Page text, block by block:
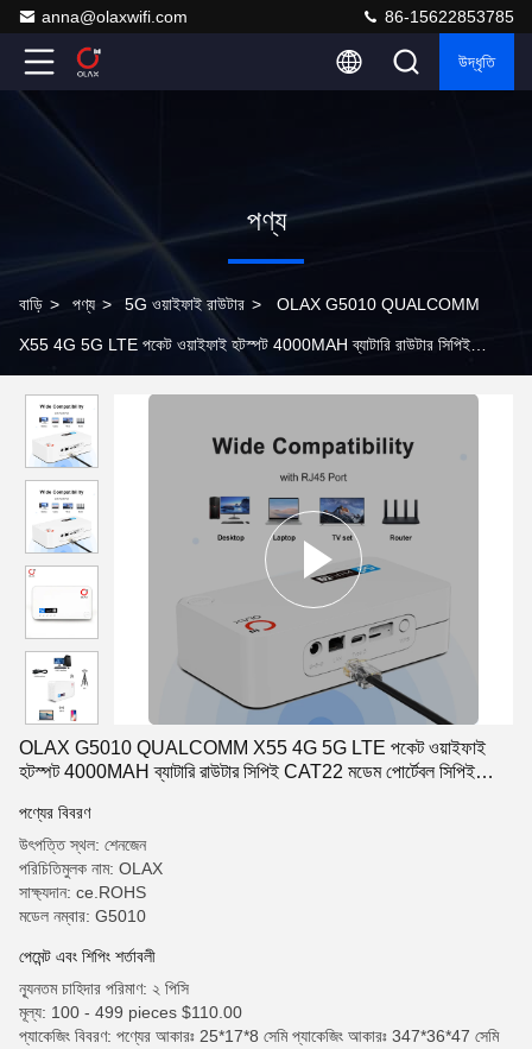
anna@olaxwifi.com 86-15622853785
উদ্ধৃতি
পণ্য
বাড়ি > পণ্য > 5G ওয়াইফাই রাউটার > OLAX G5010 QUALCOMM
X55 4G 5G LTE পকেট ওয়াইফাই হটস্পট 4000MAH ব্যাটারি রাউটার সিপিই
OLAX G5010 QUALCOMM X55 4G 5G LTE পকেট ওয়াইফাই
হটস্পট 4000MAH ব্যাটারি রাউটার সিপিই CAT22 মডেম পোর্টেবল সিপিই
পণ্যের বিবরণ
উৎপত্তি স্থল: শেনজেন
পরিচিতিমুলক নাম: OLAX
সাক্ষ্যদান: ce.ROHS
মডেল নম্বার: G5010
পেমেন্ট এবং শিপিং শর্তাবলী
ন্যূনতম চাহিদার পরিমাণ: ২ পিসি
মূল্য: 100 - 499 pieces $110.00
প্যাকেজিং বিবরণ: পণ্যের আকারঃ 25*17*8 সেমি প্যাকেজিং আকারঃ 347*36*47 সেমি